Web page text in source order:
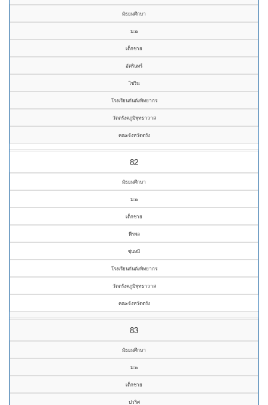
มัธยมศึกษา
ม.๒
เด็กชาย
อัครินทร์
ไข่ริน
โรงเรียนกันตังพิทยากร
วัดตรังคภูมิพุทธาวาส
คณะจังหวัดตรัง
82
มัธยมศึกษา
ม.๒
เด็กชาย
พีรพล
ซุ่นหมี
โรงเรียนกันตังพิทยากร
วัดตรังคภูมิพุทธาวาส
คณะจังหวัดตรัง
83
มัธยมศึกษา
ม.๒
เด็กชาย
ปวริศ